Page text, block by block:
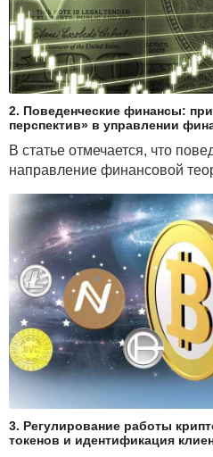
2. Поведенческие финансы:
перспектив» в управлении
В статье отмечается, что
направление финансовой
3. Регулирование работы
токенов и идентификация